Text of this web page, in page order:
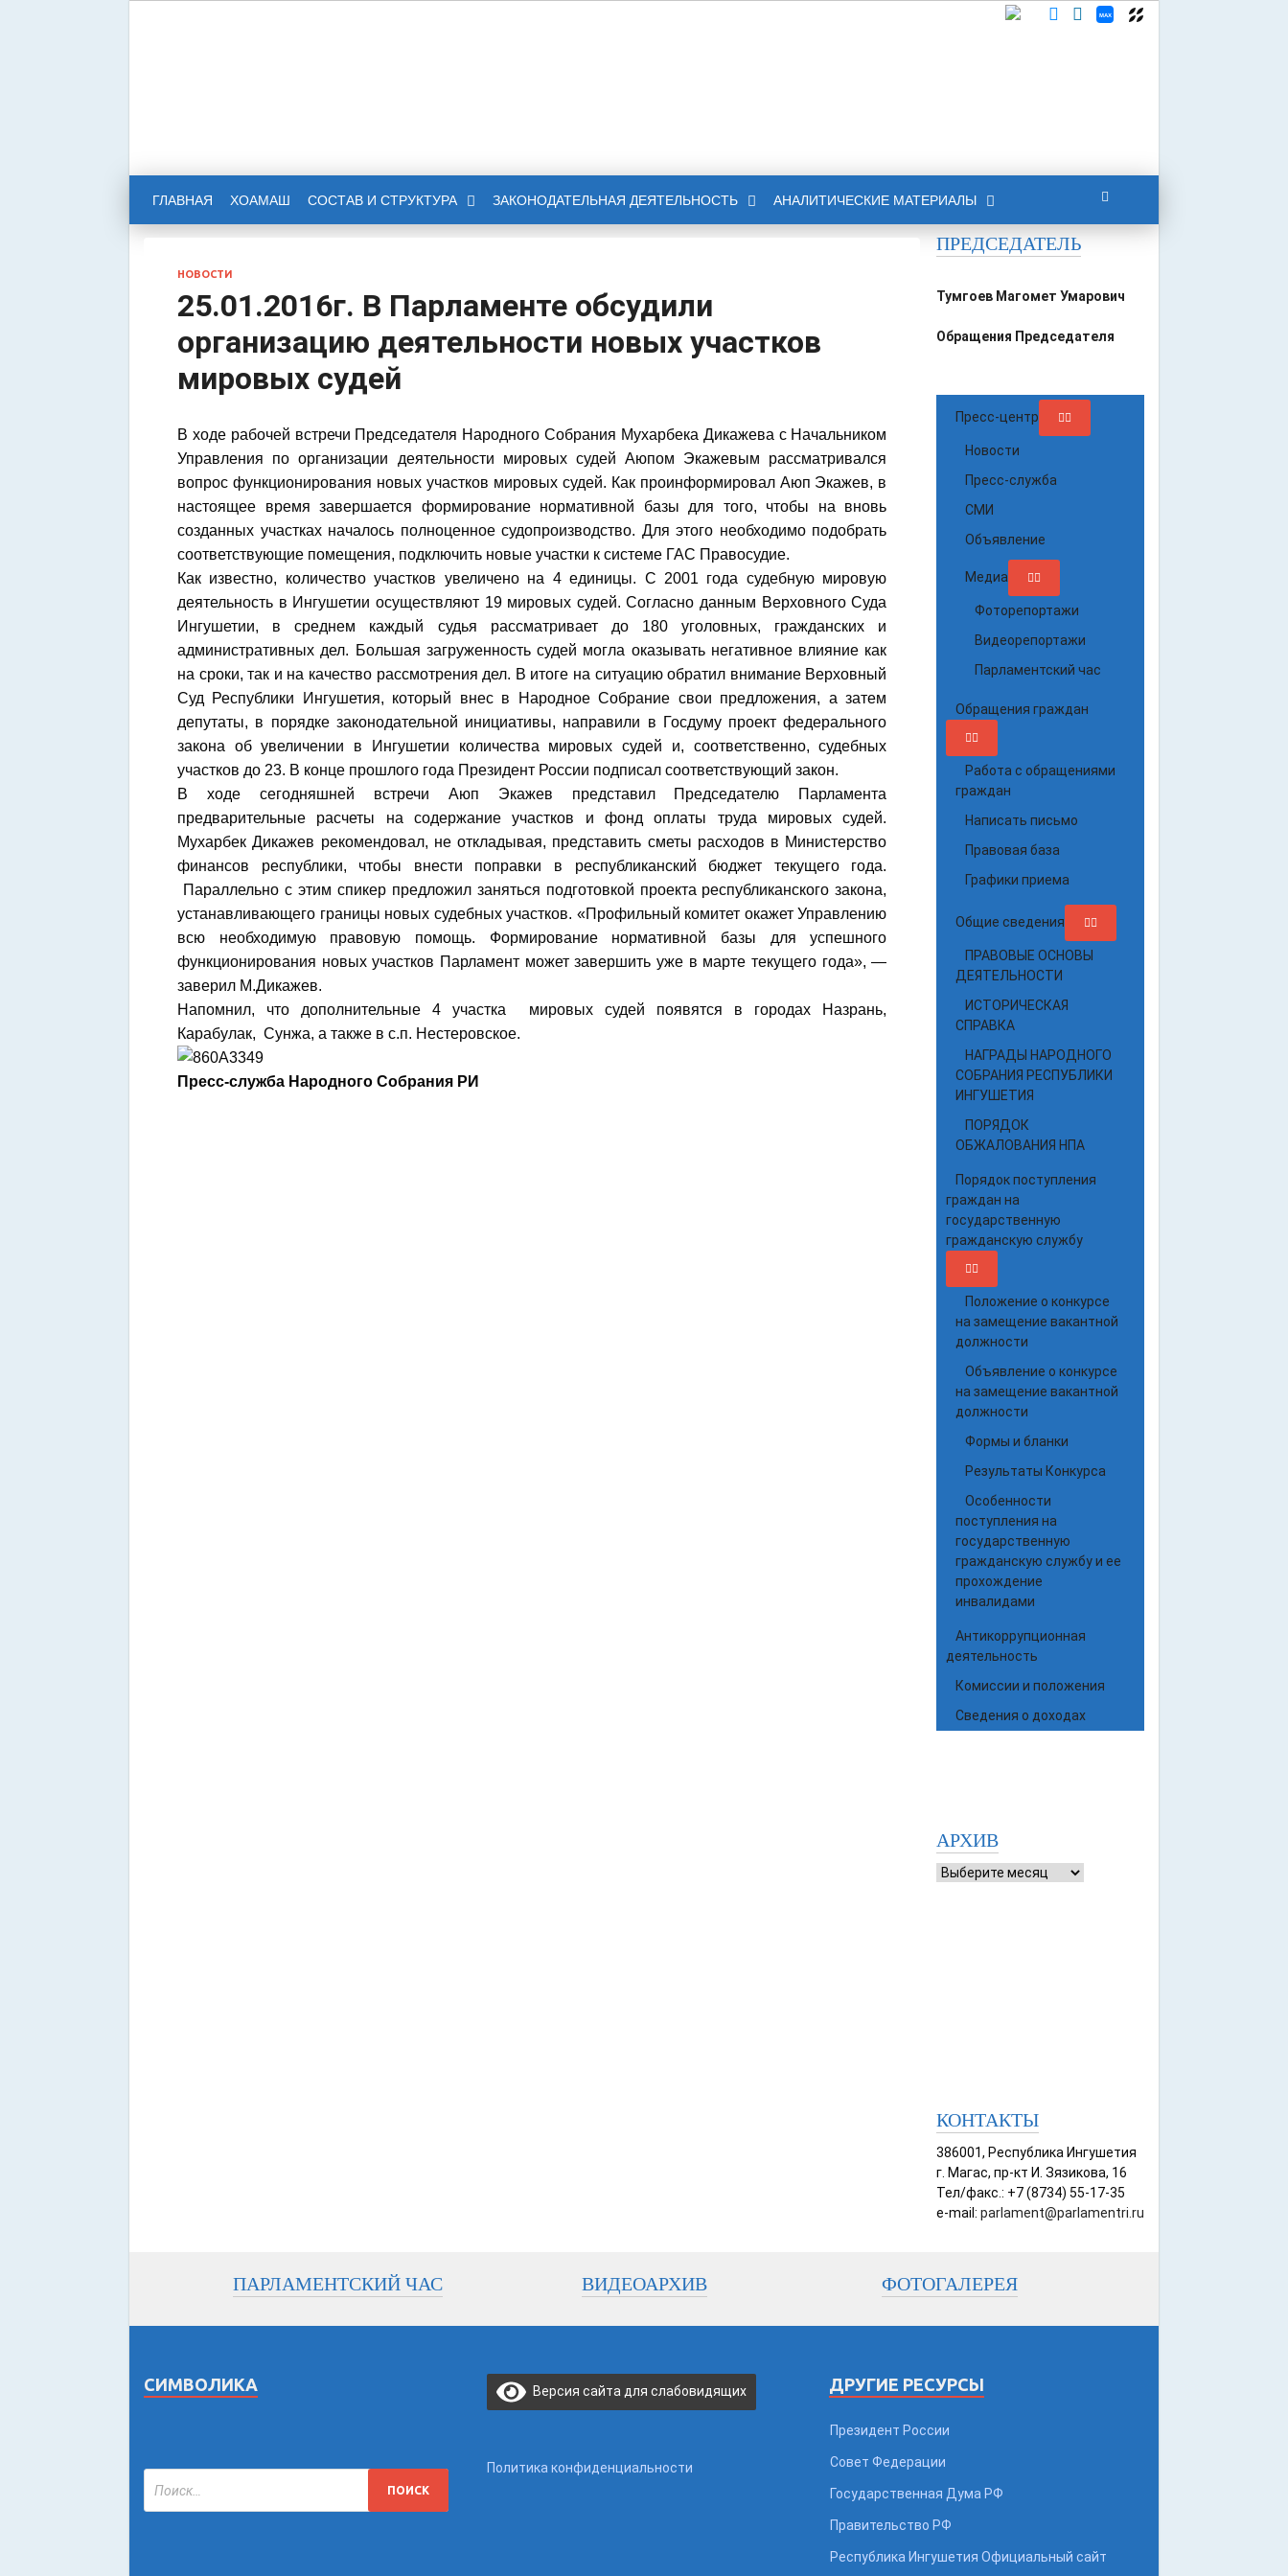
ГЛАВНАЯ ХОАМАШ СОСТАВ И СТРУКТУРА ЗАКОНОДАТЕЛЬНАЯ ДЕЯТЕЛЬНОСТЬ АНАЛИТИЧЕСКИЕ МАТЕРИАЛЫ
НОВОСТИ
25.01.2016г. В Парламенте обсудили
организацию деятельности новых участков
мировых судей
В ходе рабочей встречи Председателя Народного Собрания Мухарбека Дикажева с Начальником
Управления по организации деятельности мировых судей Аюпом Экажевым рассматривался
вопрос функционирования новых участков мировых судей. Как проинформировал Аюп Экажев, в
настоящее время завершается формирование нормативной базы для того, чтобы на вновь
созданных участках началось полноценное судопроизводство. Для этого необходимо подобрать
соответствующие помещения, подключить новые участки к системе ГАС Правосудие.
Как известно, количество участков увеличено на 4 единицы. С 2001 года судебную мировую
деятельность в Ингушетии осуществляют 19 мировых судей. Согласно данным Верховного Суда
Ингушетии, в среднем каждый судья рассматривает до 180 уголовных, гражданских и
административных дел. Большая загруженность судей могла оказывать негативное влияние как
на сроки, так и на качество рассмотрения дел. В итоге на ситуацию обратил внимание Верховный
Суд Республики Ингушетия, который внес в Народное Собрание свои предложения, а затем
депутаты, в порядке законодательной инициативы, направили в Госдуму проект федерального
закона об увеличении в Ингушетии количества мировых судей и, соответственно, судебных
участков до 23. В конце прошлого года Президент России подписал соответствующий закон.
В ходе сегодняшней встречи Аюп Экажев представил Председателю Парламента
предварительные расчеты на содержание участков и фонд оплаты труда мировых судей.
Мухарбек Дикажев рекомендовал, не откладывая, представить сметы расходов в Министерство
финансов республики, чтобы внести поправки в республиканский бюджет текущего года.
Параллельно с этим спикер предложил заняться подготовкой проекта республиканского закона,
устанавливающего границы новых судебных участков. «Профильный комитет окажет Управлению
всю необходимую правовую помощь. Формирование нормативной базы для успешного
функционирования новых участков Парламент может завершить уже в марте текущего года», —
заверил М.Дикажев.
Напомнил, что дополнительные 4 участка мировых судей появятся в городах Назрань,
Карабулак, Сунжа, а также в с.п. Нестеровское.
Пресс-служба Народного Собрания РИ
ПРЕДСЕДАТЕЛЬ
Тумгоев Магомет Умарович
Обращения Председателя
Пресс-центр
Новости
Пресс-служба
СМИ
Объявление
Медиа
Фоторепортажи
Видеорепортажи
Парламентский час
Обращения граждан
Работа с обращениями
граждан
Написать письмо
Правовая база
Графики приема
Общие сведения
ПРАВОВЫЕ ОСНОВЫ
ДЕЯТЕЛЬНОСТИ
ИСТОРИЧЕСКАЯ
СПРАВКА
НАГРАДЫ НАРОДНОГО
СОБРАНИЯ РЕСПУБЛИКИ
ИНГУШЕТИЯ
ПОРЯДОК
ОБЖАЛОВАНИЯ НПА
Порядок поступления
граждан на
государственную
гражданскую службу
Положение о конкурсе
на замещение вакантной
должности
Объявление о конкурсе
на замещение вакантной
должности
Формы и бланки
Результаты Конкурса
Особенности
поступления на
государственную
гражданскую службу и ее
прохождение
инвалидами
Антикоррупционная
деятельность
Комиссии и положения
Сведения о доходах
АРХИВ
КОНТАКТЫ
386001, Республика Ингушетия
г. Магас, пр-кт И. Зязикова, 16
Тел/факс.: +7 (8734) 55-17-35
e-mail: parlament@parlamentri.ru
ПАРЛАМЕНТСКИЙ ЧАС ВИДЕОАРХИВ ФОТОГАЛЕРЕЯ
СИМВОЛИКА Версия сайта для слабовидящих
Политика конфиденциальности
ДРУГИЕ РЕСУРСЫ
Президент России
Совет Федерации
Государственная Дума РФ
Правительство РФ
Республика Ингушетия Официальный сайт